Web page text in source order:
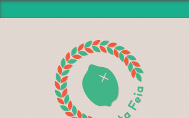
THE PROJECT
PRODUCERS
DELIVERY POINTS
HOW IT WORKS